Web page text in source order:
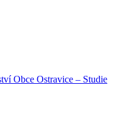
Obce Ostravice – Studie